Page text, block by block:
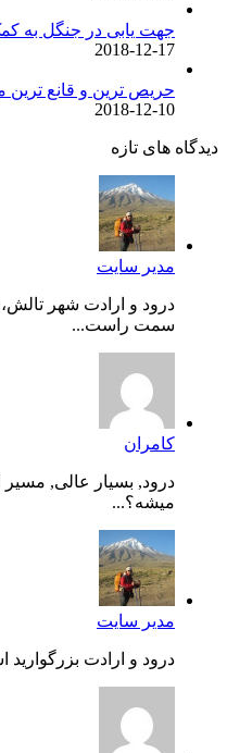
جهت یابی در جنگل به
2018-12-17
حریص ترین و قانع ترین
2018-12-10
دیدگاه های تازه
مدیر سایت
درود و ارادت شهر
سمت راست...
کامران
درود, بسیار عالی, مسیر
میشه؟...
مدیر سایت
درود و ارادت